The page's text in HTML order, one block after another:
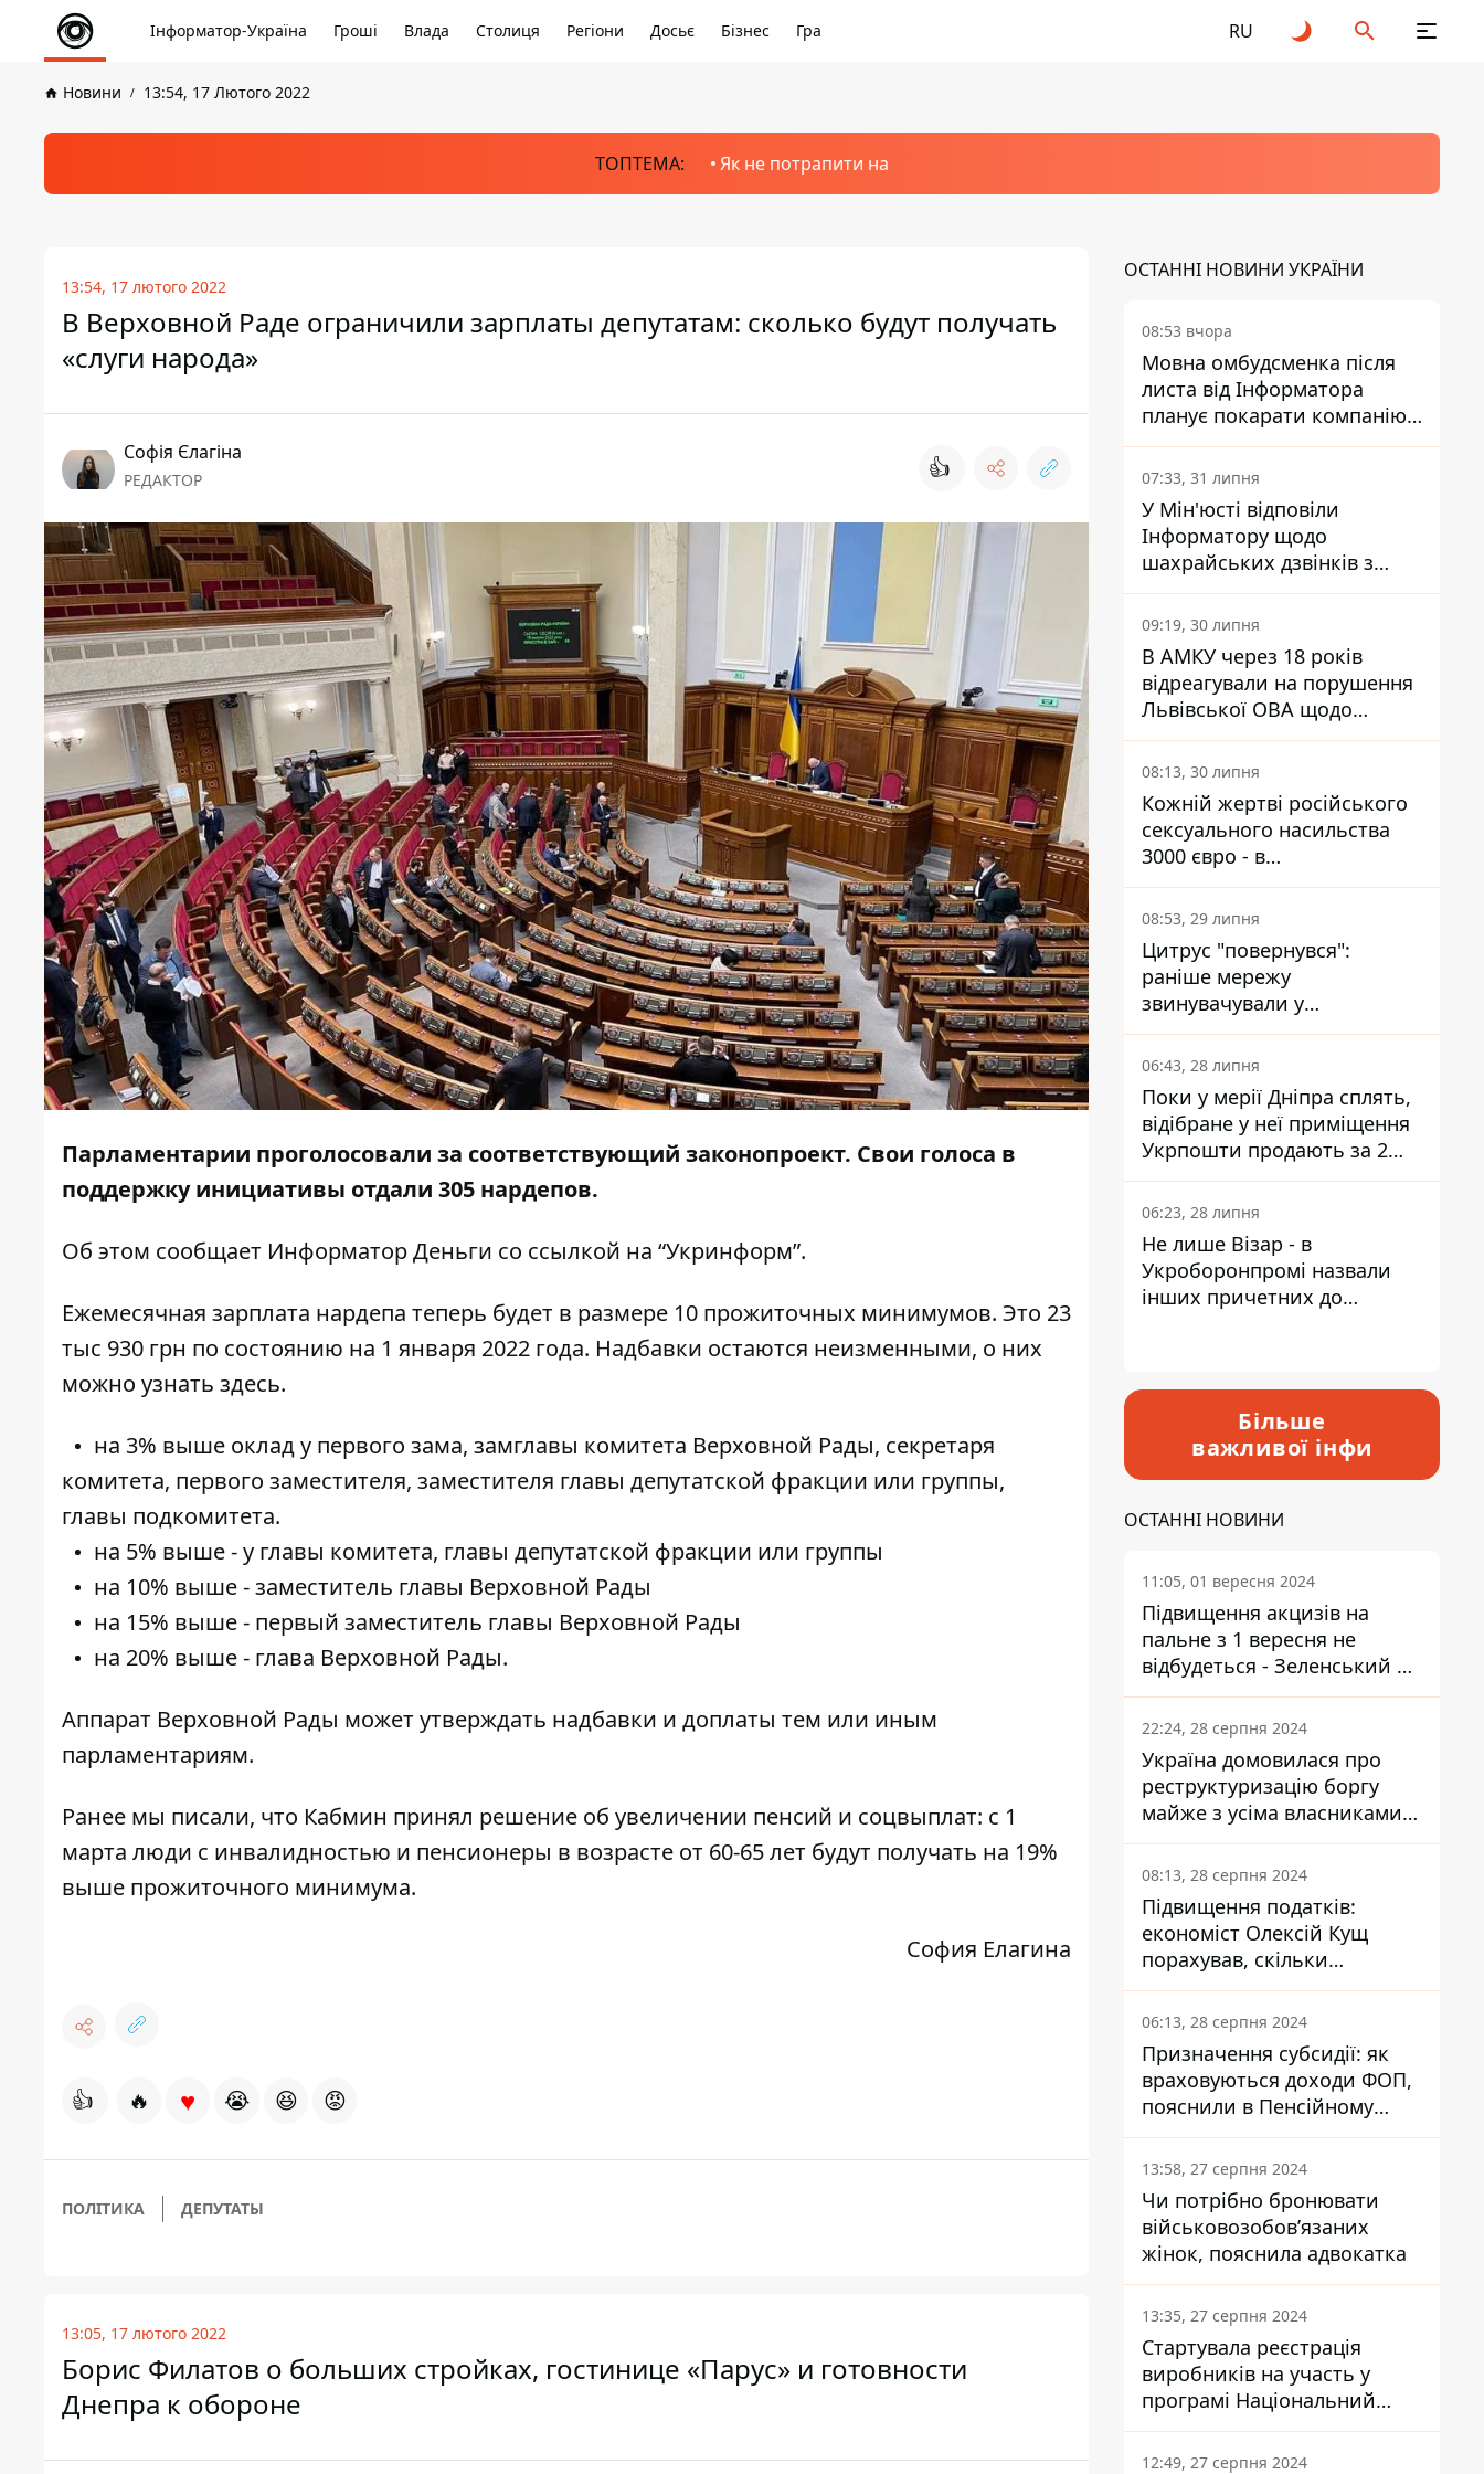
Інформатор-Україна Гроші Влада Столиця Регіони Досьє Бізнес Гра RU
Новини 13:54, 17 Лютого 2022
ТОПТЕМА: Як не потрапити на
13:54, 17 лютого 2022
В Верховной Раде ограничили зарплаты депутатам: сколько будут получать
«слуги народа»
Софія Єлагіна
РЕДАКТОР 👍
Парламентарии проголосовали за соответствующий законопроект. Свои голоса в
поддержку инициативы отдали 305 нардепов.
Об этом сообщает Информатор Деньги со ссылкой на “Укринформ”.
Ежемесячная зарплата нардепа теперь будет в размере 10 прожиточных минимумов. Это 23
тыс 930 грн по состоянию на 1 января 2022 года. Надбавки остаются неизменными, о них
можно узнать здесь.
на 3% выше оклад у первого зама, замглавы комитета Верховной Рады, секретаря
комитета, первого заместителя, заместителя главы депутатской фракции или группы,
главы подкомитета.
на 5% выше - у главы комитета, главы депутатской фракции или группы
на 10% выше - заместитель главы Верховной Рады
на 15% выше - первый заместитель главы Верховной Рады
на 20% выше - глава Верховной Рады.
Аппарат Верховной Рады может утверждать надбавки и доплаты тем или иным
парламентариям.
Ранее мы писали, что Кабмин принял решение об увеличении пенсий и соцвыплат: с 1
марта люди с инвалидностью и пенсионеры в возрасте от 60-65 лет будут получать на 19%
выше прожиточного минимума.
София Елагина
👍 🔥 ♥ 😭 😆 😡
ПОЛІТИКА ДЕПУТАТЫ
13:05, 17 лютого 2022
Борис Филатов о больших стройках, гостинице «Парус» и готовности
Днепра к обороне
ОСТАННІ НОВИНИ УКРАЇНИ
08:53 вчора
Мовна омбудсменка після
листа від Інформатора
планує покарати компанію-
підрядника ПриватБанку
07:33, 31 липня
У Мін'юсті відповіли
Інформатору щодо
шахрайських дзвінків з
камери Сумського СІЗО так,
що ніхто нічого не зрозумів
09:19, 30 липня
В АМКУ через 18 років
відреагували на порушення
Львівської ОВА щодо
харчування у закладах
освіти
08:13, 30 липня
Кожній жертві російського
сексуального насильства
3000 євро - в
Мінсоцполітики пояснили
Інформатору, звідки на це
гроші
08:53, 29 липня
Цитрус "повернувся":
раніше мережу
звинувачували у
контрабанді техніки та
ухиленні від сплати
податків
06:43, 28 липня
Поки у мерії Дніпра сплять,
відібране у неї приміщення
Укрпошти продають за 2
мільйони
06:23, 28 липня
Не лише Візар - в
Укроборонпромі назвали
інших причетних до
Більше
важливої інфи
ОСТАННІ НОВИНИ
11:05, 01 вересня 2024
Підвищення акцизів на
пальне з 1 вересня не
відбудеться - Зеленський не
підписав закон
22:24, 28 серпня 2024
Україна домовилася про
реструктуризацію боргу
майже з усіма власниками
єврооблігацій: що це
означає для країни
08:13, 28 серпня 2024
Підвищення податків:
економіст Олексій Кущ
порахував, скільки
заплатить кожен українець
06:13, 28 серпня 2024
Призначення субсидії: як
враховуються доходи ФОП,
пояснили в Пенсійному
фонді
13:58, 27 серпня 2024
Чи потрібно бронювати
військовозобов’язаних
жінок, пояснила адвокатка
13:35, 27 серпня 2024
Стартувала реєстрація
виробників на участь у
програмі Національний
кешбек: як це зробити
через портал Дія
12:49, 27 серпня 2024